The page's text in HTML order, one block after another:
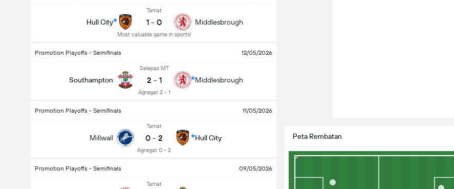
Hull City
Tamat
1 - 0
Most valuable game in sports!
Middlesbrough
Promotion Playoffs - Semifinals 12/05/2026
Southampton
Selepas MT
2 - 1
Agregat 2 - 1
Middlesbrough
Promotion Playoffs - Semifinals 11/05/2026
Millwall
Tamat
0 - 2
Agregat 0 - 2
Hull City
Promotion Playoffs - Semifinals 09/05/2026
Tamat
Peta Rembatan